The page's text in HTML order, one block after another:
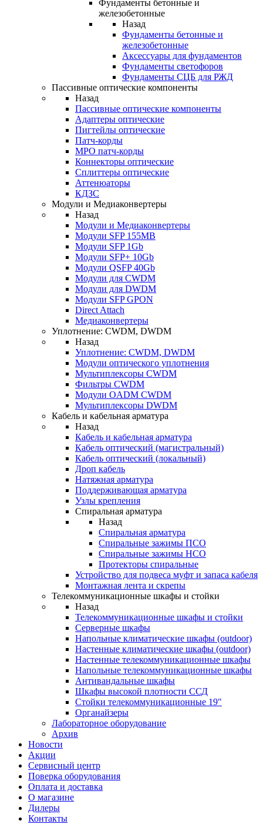
Фундаменты бетонные и
железобетонные
Назад
Фундаменты бетонные и
железобетонные
Аксессуары для фундаментов
Фундаменты светофоров
Фундаменты СЦБ для РЖД
Пассивные оптические компоненты
Назад
Пассивные оптические компоненты
Адаптеры оптические
Пигтейлы оптические
Патч-корды
MPO патч-корды
Коннекторы оптические
Сплиттеры оптические
Аттенюаторы
КДЗС
Модули и Медиаконвертеры
Назад
Модули и Медиаконвертеры
Модули SFP 155MB
Модули SFP 1Gb
Модули SFP+ 10Gb
Модули QSFP 40Gb
Модули для CWDM
Модули для DWDM
Модули SFP GPON
Direct Attach
Медиаконвертеры
Уплотнение: CWDM, DWDM
Назад
Уплотнение: CWDM, DWDM
Модули оптического уплотнения
Мультиплексоры CWDM
Фильтры CWDM
Модули OADM CWDM
Мультиплексоры DWDM
Кабель и кабельная арматура
Назад
Кабель и кабельная арматура
Кабель оптический (магистральный)
Кабель оптический (локальный)
Дроп кабель
Натяжная арматура
Поддерживающая арматура
Узлы крепления
Спиральная арматура
Назад
Спиральная арматура
Спиральные зажимы ПСО
Спиральные зажимы НСО
Протекторы спиральные
Устройство для подвеса муфт и запаса кабеля
Монтажная лента и скрепы
Телекоммуникационные шкафы и стойки
Назад
Телекоммуникационные шкафы и стойки
Серверные шкафы
Напольные климатические шкафы (outdoor)
Настенные климатические шкафы (outdoor)
Настенные телекоммуникационные шкафы
Напольные телекоммуникационные шкафы
Антивандальные шкафы
Шкафы высокой плотности ССД
Стойки телекоммуникационные 19"
Органайзеры
Лабораторное оборудование
Архив
Новости
Акции
Сервисный центр
Поверка оборудования
Оплата и доставка
О магазине
Дилеры
Контакты